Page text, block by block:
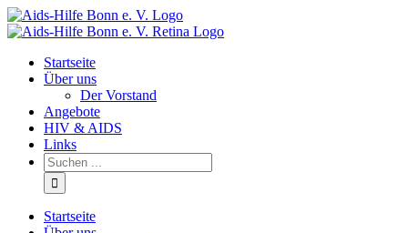
Facebook
Startseite
Über uns
Der Vorstand
Angebote
HIV & AIDS
Links
Startseite